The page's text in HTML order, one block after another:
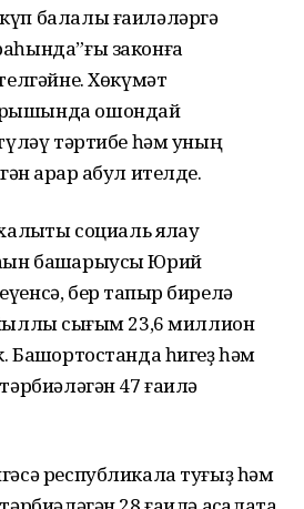
балалы ғаиләләргә
законға
Хөкүмәт
ошондай
тәртибе һәм уның
ҡарар ҡабул ителде.
социаль яҡлау
башҡарыусы Юрий
бер тапҡыр бирелә
сығым 23,6 миллион
һигеҙ һәм
47 ғаилә
республикала туғыҙ һәм